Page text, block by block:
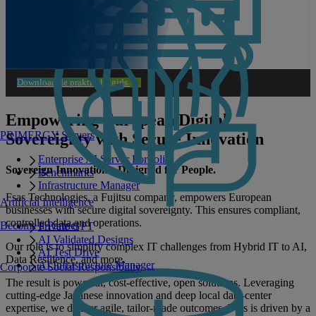
PRIMERGY Servers
Enterprise AI Server Portfolio
Benchmarks
Infrastructure Manager
Artificial Intelligence
Private GPT
AI Validated Designs
AI Test Drive
AI Infrastructure Manager
Become a Partner
Corporate Social Responsibility
Download de praktische gids
Empowering European Digital
Sovereignty with Secure Innovation
Sovereign Innovations. Designed for People.
Fsas Technologies, a Fujitsu company, empowers European
businesses with secure digital sovereignty. This ensures compliant,
controlled data and operations.
Our role is to simplify complex IT challenges from Hybrid IT to AI,
Data Resilience, and more.
The result is powerful, cost‑effective, open solutions. Leveraging
cutting‑edge Japanese innovation and deep local data‑center
expertise, we deliver agile, tailor‑made outcomes. This is driven by a